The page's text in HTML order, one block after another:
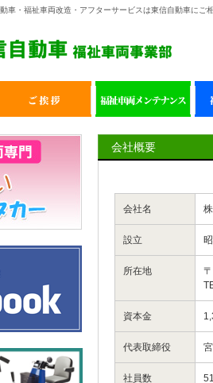
車・福祉車両改造・アフターサービスは東信自動車にご
会社概要
会社名
設立
所在地
資本金
代表取締役
社員数